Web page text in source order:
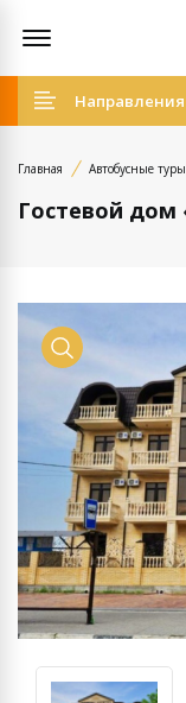
Главная Автобусные
Гостевой
Просмотр